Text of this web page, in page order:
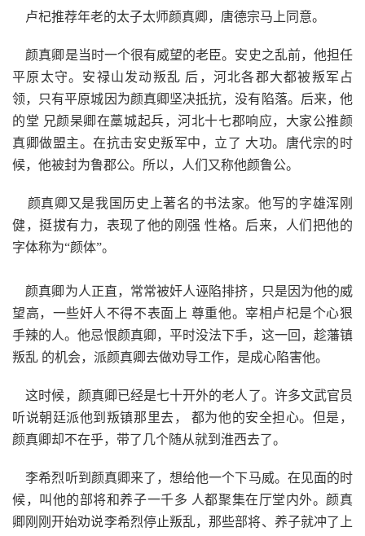
卢杞推荐年老的太子太师颜真卿，唐德宗马上同意。
颜真卿是当时一个很有威望的老臣。安史之乱前，他担任
平原太守。安禄山发动叛乱 后，河北各郡大都被叛军占
领，只有平原城因为颜真卿坚决抵抗，没有陷落。后来，他
的堂 兄颜杲卿在藁城起兵，河北十七郡响应，大家公推颜
真卿做盟主。在抗击安史叛军中，立了 大功。唐代宗的时
候，他被封为鲁郡公。所以，人们又称他颜鲁公。
颜真卿又是我国历史上著名的书法家。他写的字雄浑刚
健，挺拔有力，表现了他的刚强 性格。后来，人们把他的
字体称为“颜体”。
颜真卿为人正直，常常被奸人诬陷排挤，只是因为他的威
望高，一些奸人不得不表面上 尊重他。宰相卢杞是个心狠
手辣的人。他忌恨颜真卿，平时没法下手，这一回，趁藩镇
叛乱 的机会，派颜真卿去做劝导工作，是成心陷害他。
这时候，颜真卿已经是七十开外的老人了。许多文武官员
听说朝廷派他到叛镇那里去， 都为他的安全担心。但是，
颜真卿却不在乎，带了几个随从就到淮西去了。
李希烈听到颜真卿来了，想给他一个下马威。在见面的时
候，叫他的部将和养子一千多 人都聚集在厅堂内外。颜真
卿刚刚开始劝说李希烈停止叛乱，那些部将、养子就冲了上